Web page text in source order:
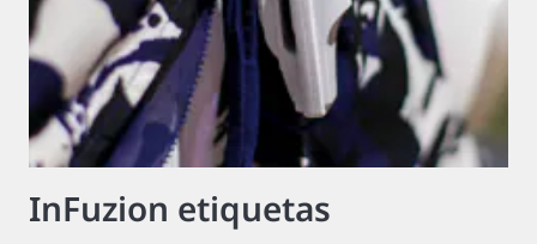
InFuzion etiquetas